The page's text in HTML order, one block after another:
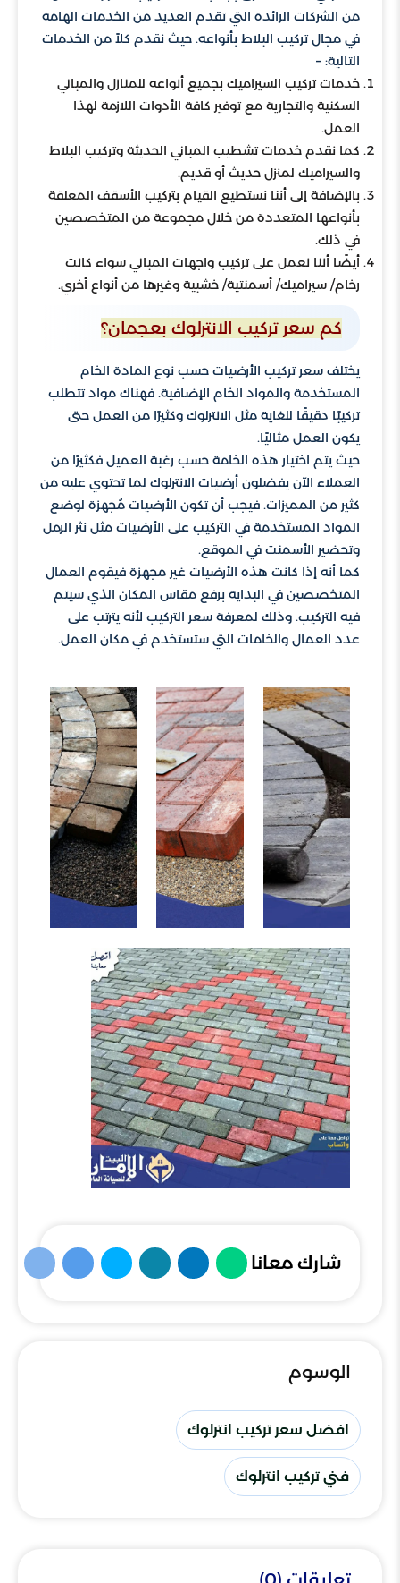
من الشركات الرائدة التي تقدم العديد من الخدمات الهامة
في مجال تركيب البلاط بأنواعه. حيث نقدم كلاً من الخدمات
التالية: –
خدمات تركيب السيراميك بجميع أنواعه للمنازل والمباني
السكنية والتجارية مع توفير كافة الأدوات اللازمة لهذا
العمل.
كما نقدم خدمات تشطيب المباني الحديثة وتركيب البلاط
والسيراميك لمنزل حديث أو قديم.
بالإضافة إلى أننا نستطيع القيام بتركيب الأسقف المعلقة
بأنواعها المتعددة من خلال مجموعة من المتخصصين
في ذلك.
أيضًا أننا نعمل على تركيب واجهات المباني سواء كانت
رخام/ سيراميك/ أسمنتية/ خشبية وغيرها من أنواع أخري.
كم سعر تركيب الانترلوك بعجمان؟
يختلف سعر تركيب الأرضيات حسب نوع المادة الخام
المستخدمة والمواد الخام الإضافية. فهناك مواد تتطلب
تركيبًا دقيقًا للغاية مثل الانترلوك وكثيرًا من العمل حتى
يكون العمل مثاليًا.
حيث يتم اختيار هذه الخامة حسب رغبة العميل فكثيرًا من
العملاء الآن يفضلون أرضيات الانترلوك لما تحتوي عليه من
كثير من المميزات. فيجب أن تكون الأرضيات مُجهزة لوضع
المواد المستخدمة في التركيب على الأرضيات مثل نثر الرمل
وتحضير الأسمنت في الموقع.
كما أنه إذا كانت هذه الأرضيات غير مجهزة فيقوم العمال
المتخصصين في البداية برفع مقاس المكان الذي سيتم
فيه التركيب. وذلك لمعرفة سعر التركيب لأنه يترتب على
عدد العمال والخامات التي ستستخدم في مكان العمل.
شارك معانا
الوسوم
افضل سعر تركيب انترلوك
فني تركيب انترلوك